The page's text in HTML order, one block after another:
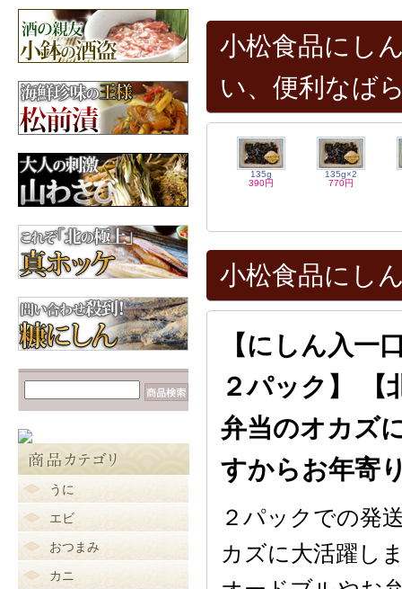
小松食品にし
い、便利なば
135g
390円
135g×2
770円
小松食品にし
【にしん入
２パック】 【
弁当のオカズ
すからお年寄
２パックでの発
カズに大活躍し
【数の子だらけ☆】み
ちのく松前
3,600円
昆布
【カニが安いゾ
ッ！！】毛ガニ 660g前
後×2尾
6,960円
うに
エビ
おつまみ
カニ